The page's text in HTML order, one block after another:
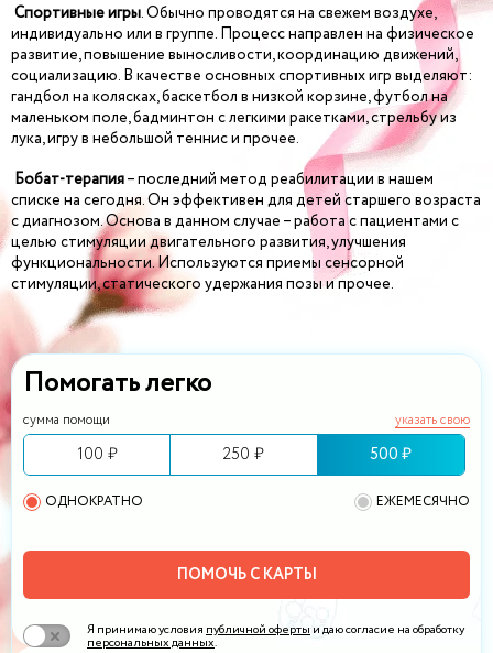
Помогать легко
сумма помощи указать свою
100 ₽ 250 ₽ 500 ₽
ОДНОКРАТНО ЕЖЕМЕСЯЧНО
ПОМОЧЬ С КАРТЫ
Я принимаю условия публичной оферты и даю согласие на обработку
персональных данных.
Спортивные игры. Обычно проводятся на свежем воздухе,
индивидуально или в группе. Процесс направлен на физическое
развитие, повышение выносливости, координацию движений,
социализацию. В качестве основных спортивных игр выделяют:
гандбол на колясках, баскетбол в низкой корзине, футбол на
маленьком поле, бадминтон с легкими ракетками, стрельбу из
лука, игру в небольшой теннис и прочее.
Бобат-терапия– последний метод реабилитации в нашем
списке на сегодня. Он эффективен для детей старшего возраста
с диагнозом. Основа в данном случае – работа с пациентами с
целью стимуляции двигательного развития, улучшения
функциональности. Используются приемы сенсорной
стимуляции, статического удержания позы и прочее.